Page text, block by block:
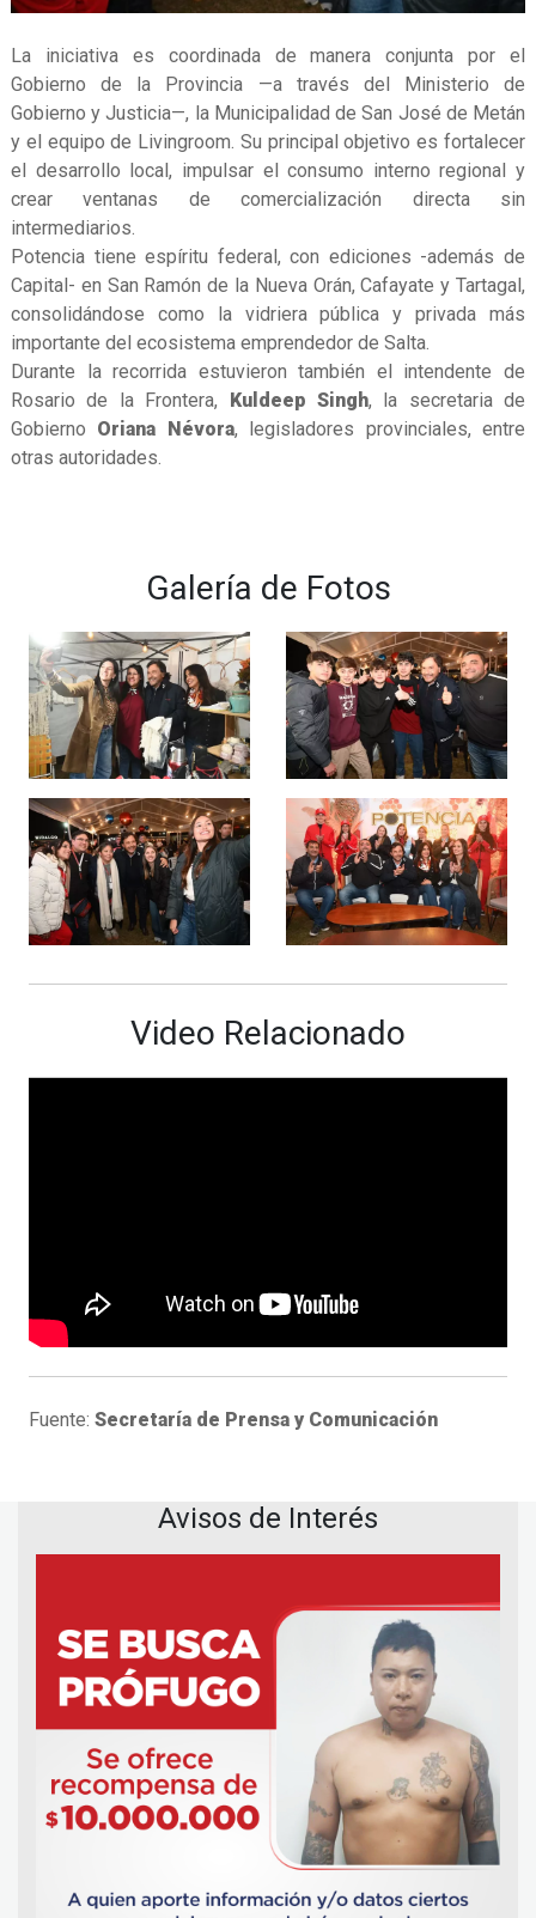
La iniciativa es coordinada de manera conjunta por el
Gobierno de la Provincia —a través del Ministerio de
Gobierno y Justicia—, la Municipalidad de San José de Metán
y el equipo de Livingroom. Su principal objetivo es fortalecer
el desarrollo local, impulsar el consumo interno regional y
crear ventanas de comercialización directa sin
intermediarios.
Potencia tiene espíritu federal, con ediciones -además de
Capital- en San Ramón de la Nueva Orán, Cafayate y Tartagal,
consolidándose como la vidriera pública y privada más
importante del ecosistema emprendedor de Salta.
Durante la recorrida estuvieron también el intendente de
Rosario de la Frontera, Kuldeep Singh, la secretaria de
Gobierno Oriana Névora, legisladores provinciales, entre
otras autoridades.
Galería de Fotos
Video Relacionado
Fuente: Secretaría de Prensa y Comunicación
Avisos de Interés